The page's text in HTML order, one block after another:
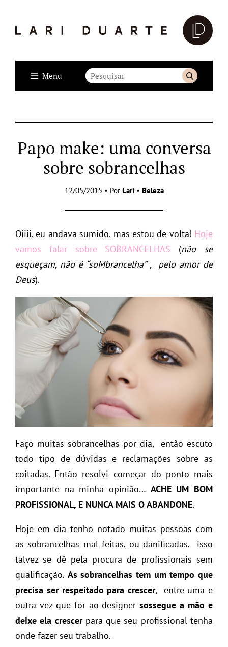
Menu
Papo make: uma conversa
sobre sobrancelhas
12/05/2015 • Por Lari • Beleza
Oiiii, eu andava sumido, mas estou de volta! Hoje
vamos falar sobre SOBRANCELHAS (não se
esqueçam, não é “soMbrancelha” , pelo amor de
Deus).
Faço muitas sobrancelhas por dia, então escuto
todo tipo de dúvidas e reclamações sobre as
coitadas. Então resolvi começar do ponto mais
importante na minha opinião… ACHE UM BOM
PROFISSIONAL, E NUNCA MAIS O ABANDONE.
Hoje em dia tenho notado muitas pessoas com
as sobrancelhas mal feitas, ou danificadas, isso
talvez se dê pela procura de profissionais sem
qualificação. As sobrancelhas tem um tempo que
precisa ser respeitado para crescer, entre uma e
outra vez que for ao designersossegue a mão e
deixe ela crescerpara que seu profissional tenha
onde fazer seu trabalho.